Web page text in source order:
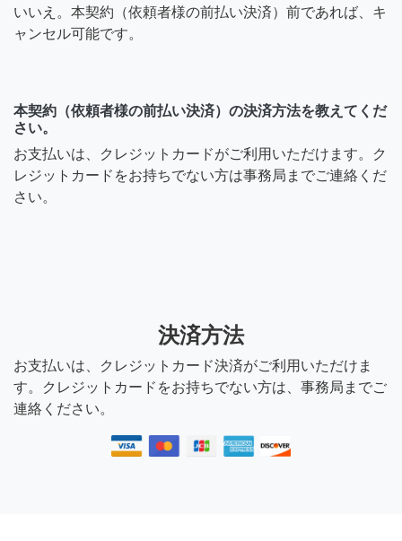
いいえ。本契約（依頼者様の前払い決済）前であれば、キ
ャンセル可能です。
本契約（依頼者様の前払い決済）の決済方法を教えてくだ
さい。
お支払いは、クレジットカードがご利用いただけます。ク
レジットカードをお持ちでない方は事務局までご連絡くだ
さい。
決済方法
お支払いは、クレジットカード決済がご利用いただけま
す。クレジットカードをお持ちでない方は、事務局までご
連絡ください。